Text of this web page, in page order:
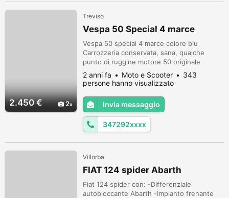
2.450 € 2
Treviso
Vespa 50 Special 4 marce
Vespa 50 special 4 marce colore blu
Carrozzeria conservata, sana, qualche
punto di ruggine motore 50 originale
libretto vecchio, più tutti i documenti
dell'epoca non serve passaggio unico
proprietario Pronta per correre
2 anni fa Moto e Scooter
343
persone hanno visualizzato
Invia messaggio
347292xxxx
Villorba
FIAT 124 spider Abarth
Fiat 124 spider con: -Differenziale
autobloccante Abarth -Impianto frenante